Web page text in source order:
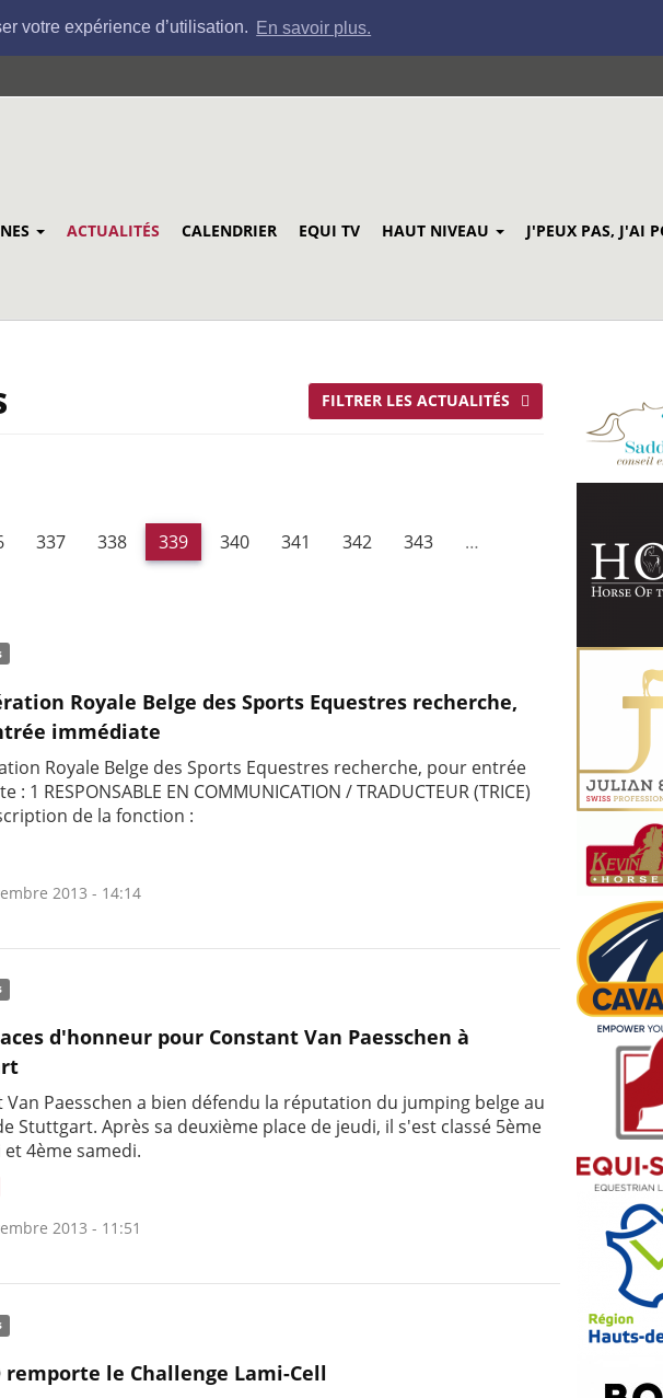
votre expérience d’utilisation. En savoir plus.
ACTUALITÉS CALENDRIER EQUI TV HAUT NIVEAU J'PEUX PAS, J'AI
FILTRER LES ACTUALITÉS
337 338 339 340 341 342 343
…
Royale Belge des Sports Equestres recherche,
immédiate
Royale Belge des Sports Equestres recherche, pour entrée
: 1 RESPONSABLE EN COMMUNICATION / TRADUCTEUR (TRICE)
de la fonction :
2013 - 14:14
d'honneur pour Constant Van Paesschen à
Van Paesschen a bien défendu la réputation du jumping belge au
Stuttgart. Après sa deuxième place de jeudi, il s'est classé 5ème
4ème samedi.
2013 - 11:51
remporte le Challenge Lami-Cell